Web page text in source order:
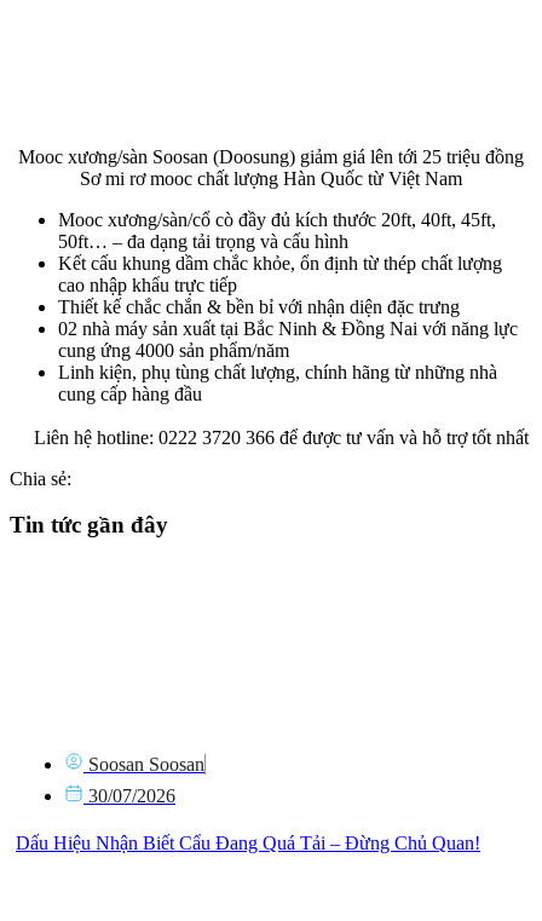
Mooc xương/sàn Soosan (Doosung) giảm giá lên tới 25 triệu đồng
Sơ mi rơ mooc chất lượng Hàn Quốc từ Việt Nam
Mooc xương/sàn/cổ cò đầy đủ kích thước 20ft, 40ft, 45ft,
50ft… – đa dạng tải trọng và cấu hình
Kết cấu khung dầm chắc khỏe, ổn định từ thép chất lượng
cao nhập khẩu trực tiếp
Thiết kế chắc chắn & bền bỉ với nhận diện đặc trưng
02 nhà máy sản xuất tại Bắc Ninh & Đồng Nai với năng lực
cung ứng 4000 sản phẩm/năm
Linh kiện, phụ tùng chất lượng, chính hãng từ những nhà
cung cấp hàng đầu
Liên hệ hotline: 0222 3720 366 để được tư vấn và hỗ trợ tốt nhất
Chia sẻ:
Tin tức gần đây
Soosan Soosan
30/07/2026
Dấu Hiệu Nhận Biết Cẩu Đang Quá Tải – Đừng Chủ Quan!